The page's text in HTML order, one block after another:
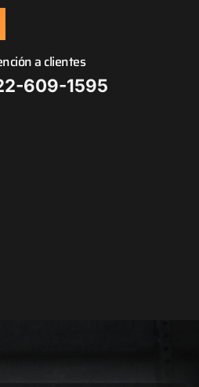
a clientes
609-1595‬